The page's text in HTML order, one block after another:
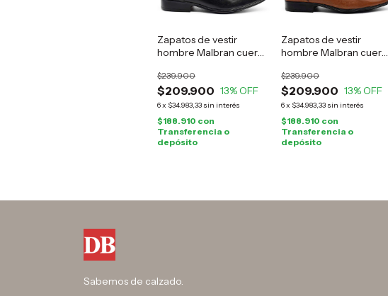
Zapatos de vestir
hombre Malbran cuero
$209.900
$239.900
13% OFF
6x $34.983,33 sin interés
$188.910 con
Transferencia o
depósito
Zapatos de vestir
hombre Malbran cuero
$209.900
$239.900
13% OFF
6x $34.983,33 sin interés
$188.910 con
Transferencia o
depósito
Sabemos de calzado.